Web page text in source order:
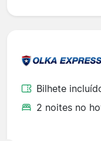
Bilhete
2 noites no